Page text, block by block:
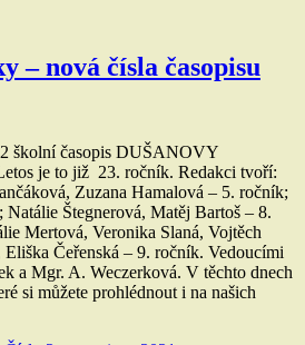
– nová čísla časopisu
školní časopis DUŠANOVY
je to již 23. ročník. Redakci tvoří:
Zuzana Hamalová – 5. ročník;
Štegnerová, Matěj Bartoš – 8.
Mertová, Veronika Slaná, Vojtěch
Čeřenská – 9. ročník. Vedoucími
a Mgr. A. Weczerková. V těchto dnech
si můžete prohlédnout i na našich